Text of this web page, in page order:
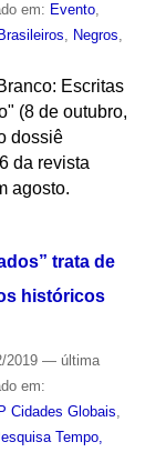
em: Evento,
, Negros,
Escritas
(8 de outubro,
dossiê
da revista
agosto.
trata de
históricos
2019 — última
em:
Cidades Globais
Tempo,